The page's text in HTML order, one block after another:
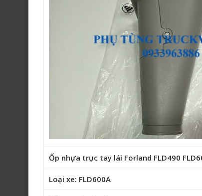
Ốp nhựa trục tay lái Forland FLD490
Loại xe: FLD600A